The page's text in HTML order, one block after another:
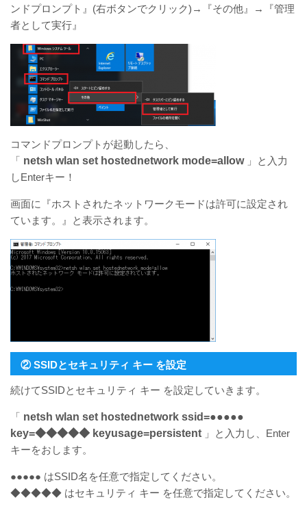
ンドプロンプト』(右ボタンでクリック)→『その他』→『管理
者として実行』
コマンドプロンプトが起動したら、
「 netsh wlan set hostednetwork mode=allow」と入力
しEnterキー！
画面に『ホストされたネットワークモードは許可に設定され
ています。』と表示されます。
② SSIDとセキュリティ キー を設定
続けてSSIDとセキュリティ キー を設定していきます。
「 netsh wlan set hostednetwork ssid=●●●●●
key=◆◆◆◆◆ keyusage=persistent 」と入力し、Enter
キーをおします。
●●●●● はSSID名を任意で指定してください。
◆◆◆◆◆ はセキュリティ キー を任意で指定してください。